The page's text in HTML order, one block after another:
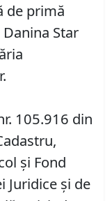
de primă
Star
105.916 din
şi Fond
Juridice şi de